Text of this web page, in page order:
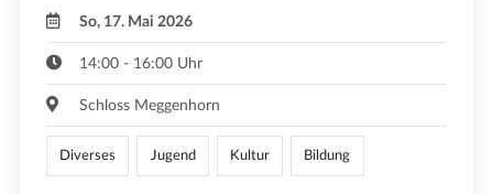
So, 17. Mai 2026
14:00 - 16:00 Uhr
Schloss Meggenhorn
Diverses Jugend Kultur Bildung